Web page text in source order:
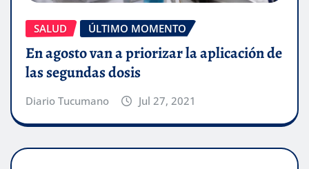
SALUD ÚLTIMO MOMENTO
En agosto van a priorizar la aplicación de
las segundas dosis
Diario Tucumano Jul 27, 2021